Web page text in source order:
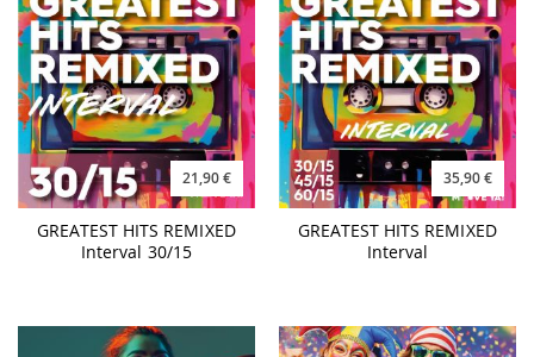
21,90 €
GREATEST HITS REMIXED
Interval 30/15
35,90 €
GREATEST HITS REMIXED
Interval